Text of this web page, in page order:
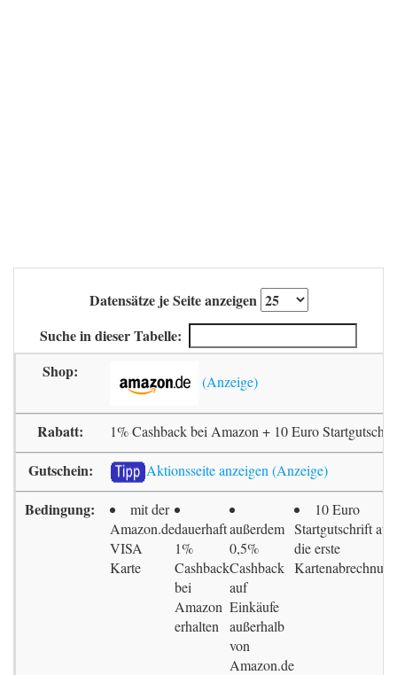
Datensätze je Seite anzeigen
Suche in dieser Tabelle:
1% Cashback bei Amazon + 10 Euro
Aktionsseite anzeigen
mit der
Amazon.de
VISA
Karte
dauerhaft
1%
Cashback
bei
Amazon
erhalten
außerdem
0,5%
Cashback
auf
Einkäufe
außerhalb
von
Amazon.de
10 Euro
Startgutschrift auf
die erste
Kartenabrechnung